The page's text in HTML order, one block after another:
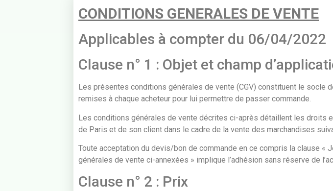
CONDITIONS GENERALES DE VENTE
Applicables à compter du 06/04/2022
Clause n° 1 : Objet et champ
Les présentes conditions générales de vente (CGV) constituent le
remises à chaque acheteur pour lui permettre de passer commande.
Les conditions générales de vente décrites ci-après détaillent les droits
de Paris et de son client dans le cadre de la vente des marchandises
Toute acceptation du devis/bon de commande en ce compris la clause «
générales de vente ci-annexées » implique l’adhésion sans réserve de
Clause n° 2 : Prix